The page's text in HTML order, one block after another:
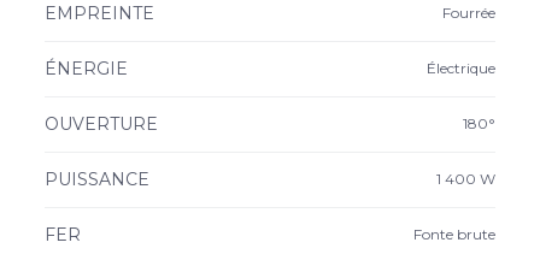
EMPREINTE Fourrée
ÉNERGIE Électrique
OUVERTURE 180°
PUISSANCE 1 400 W
FER Fonte brute